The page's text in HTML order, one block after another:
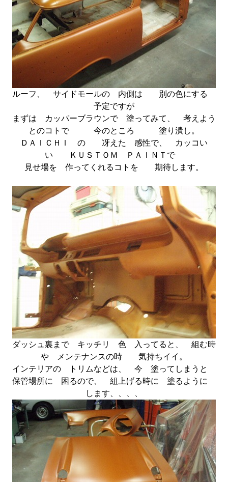
ルーフ、 サイドモールの 内側は 別の色にする
予定ですが
まずは カッパーブラウンで 塗ってみて、 考えよう
とのコトで 今のところ 塗り潰し。
ＤＡＩＣＨＩ の 冴えた 感性で、 カッコい
い ＫＵＳＴＯＭ ＰＡＩＮＴで
見せ場を 作ってくれるコトを 期待します。
ダッシュ裏まで キッチリ 色 入ってると、 組む時
や メンテナンスの時 気持ちイイ。
インテリアの トリムなどは、 今 塗ってしまうと
保管場所に 困るので、 組上げる時に 塗るように
します、、、、